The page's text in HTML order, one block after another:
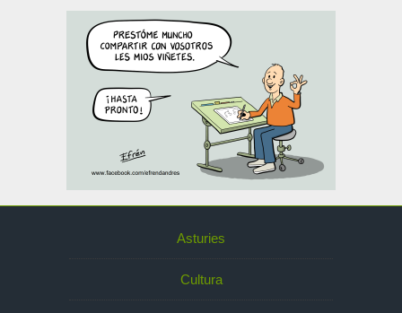
Asturies
Cultura